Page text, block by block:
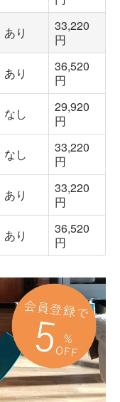
あり
33,220
円
あり
36,520
円
なし
29,920
円
なし
33,220
円
あり
33,220
円
あり
36,520
円